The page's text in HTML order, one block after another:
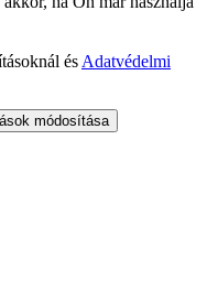
és Adatvédelmi
módosítása